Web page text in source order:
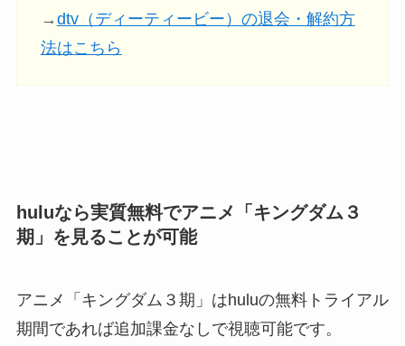
→dtv（ディーティービー）の退会・解約方
法はこちら
huluなら実質無料でアニメ「キングダム３
期」を見ることが可能
アニメ「キングダム３期」はhuluの無料トライアル
期間であれば追加課金なしで視聴可能です。